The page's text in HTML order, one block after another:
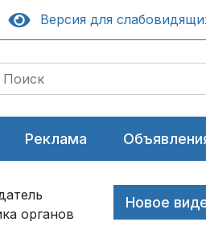
Версия для
Реклама
органов
Новое